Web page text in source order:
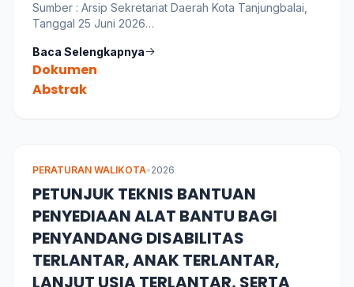
Sumber : Arsip Sekretariat Daerah Kota Tanjungbalai,
Tanggal 25 Juni 2026
Baca Selengkapnya
Dokumen
Abstrak
PERATURAN WALIKOTA•2026
PETUNJUK TEKNIS BANTUAN
PENYEDIAAN ALAT BANTU BAGI
PENYANDANG DISABILITAS
TERLANTAR, ANAK TERLANTAR,
LANJUT USIA TERLANTAR, SERTA